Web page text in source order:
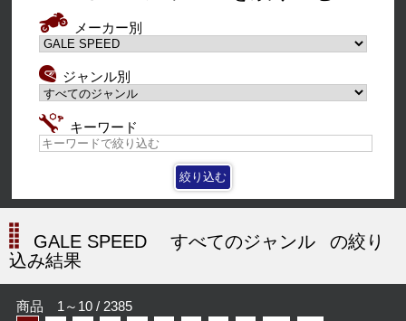
メーカー別
ジャンル別
キーワード
GALE SPEED すべてのジャンル
の絞り
込み結果
商品 1～10 / 2385